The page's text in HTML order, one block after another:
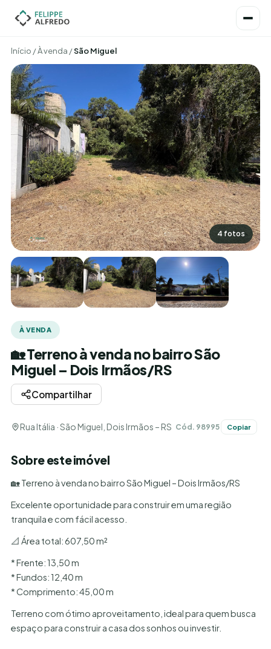
Início /À venda /São Miguel
4 fotos
À VENDA
🏡 Terreno à venda no bairro São
Miguel – Dois Irmãos/RS
Compartilhar
Rua Itália · São Miguel, Dois Irmãos – RS Cód. 98995 Copiar
Sobre este imóvel
🏡 Terreno à venda no bairro São Miguel – Dois Irmãos/RS
Excelente oportunidade para construir em uma região
tranquila e com fácil acesso.
📐 Área total: 607,50 m²
* Frente: 13,50 m
* Fundos: 12,40 m
* Comprimento: 45,00 m
Terreno com ótimo aproveitamento, ideal para quem busca
espaço para construir a casa dos sonhos ou investir.